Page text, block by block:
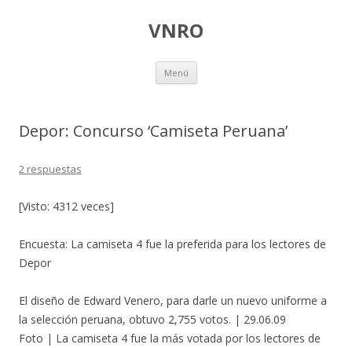
VNRO
Menú Ir
contenido
Depor: Concurso ‘Camiseta Peruana’
2 respuestas
[Visto: 4312 veces]
Encuesta: La camiseta 4 fue la preferida para los lectores de
Depor
El diseño de Edward Venero, para darle un nuevo uniforme a
la selección peruana, obtuvo 2,755 votos. | 29.06.09
Foto | La camiseta 4 fue la más votada por los lectores de